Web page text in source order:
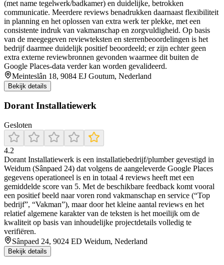
(met name tegelwerk/badkamer) en duidelijke, betrokken
communicatie. Meerdere reviews benadrukken daarnaast flexibiliteit
in planning en het oplossen van extra werk ter plekke, met een
consistente indruk van vakmanschap en zorgvuldigheid. Op basis
van de meegegeven reviewteksten en sterrenbeoordelingen is het
bedrijf daarmee duidelijk positief beoordeeld; er zijn echter geen
extra externe reviewbronnen gevonden waarmee dit buiten de
Google Places-data verder kan worden gevalideerd.
Meinteslân 18, 9084 EJ Goutum, Nederland
Bekijk details
Dorant Installatiewerk
Gesloten
4.2
Dorant Installatiewerk is een installatiebedrijf/plumber gevestigd in
Weidum (Sânpaed 24) dat volgens de aangeleverde Google Places
gegevens operationeel is en in totaal 4 reviews heeft met een
gemiddelde score van 5. Met de beschikbare feedback komt vooral
een positief beeld naar voren rond vakmanschap en service (“Top
bedrijf”, “Vakman”), maar door het kleine aantal reviews en het
relatief algemene karakter van de teksten is het moeilijk om de
kwaliteit op basis van inhoudelijke projectdetails volledig te
verifiëren.
Sânpaed 24, 9024 ED Weidum, Nederland
Bekijk details